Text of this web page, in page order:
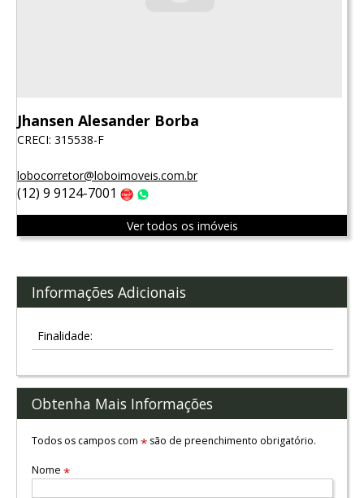
Jhansen Alesander Borba
CRECI: 315538-F
lobocorretor@loboimoveis.com.br
(12) 9 9124-7001 Claro
Ver todos os imóveis
Informações Adicionais
Finalidade:
Obtenha Mais Informações
Todos os campos com *são de preenchimento obrigatório.
Nome *